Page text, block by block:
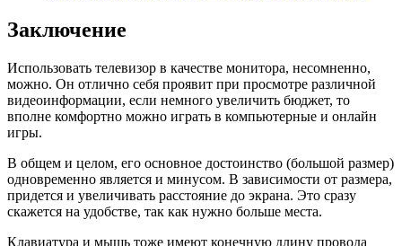
Заключение
Использовать телевизор в качестве монитора, несомненно,
можно. Он отлично себя проявит при просмотре различной
видеоинформации, если немного увеличить бюджет, то
вполне комфортно можно играть в компьютерные и онлайн
игры.
В общем и целом, его основное достоинство (большой размер)
одновременно является и минусом. В зависимости от размера,
придется и увеличивать расстояние до экрана. Это сразу
скажется на удобстве, так как нужно больше места.
Клавиатура и мышь тоже имеют конечную длину провода